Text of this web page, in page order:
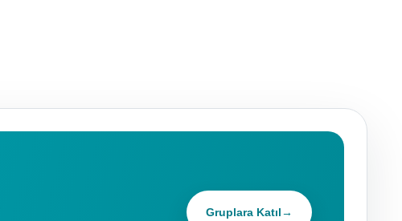
Gruplara Katıl→